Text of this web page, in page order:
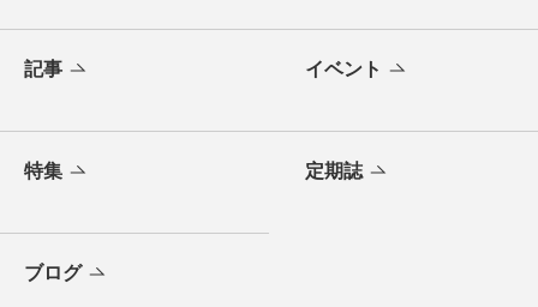
記事 イベント
特集 定期誌
ブログ